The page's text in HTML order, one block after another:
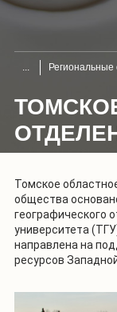
Региональные
Томское
общества
географического
университета
направлена на
ресурсов